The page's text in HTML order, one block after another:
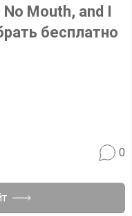
Mouth, and I
бесплатно
0